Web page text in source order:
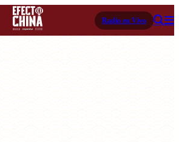
Radio en Vivo